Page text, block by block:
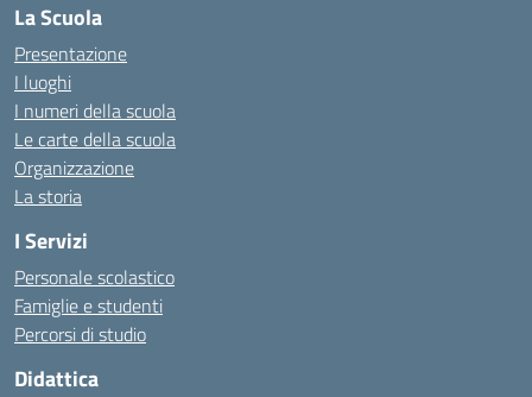
La Scuola
Presentazione
I luoghi
I numeri della scuola
Le carte della scuola
Organizzazione
La storia
I Servizi
Personale scolastico
Famiglie e studenti
Percorsi di studio
Didattica